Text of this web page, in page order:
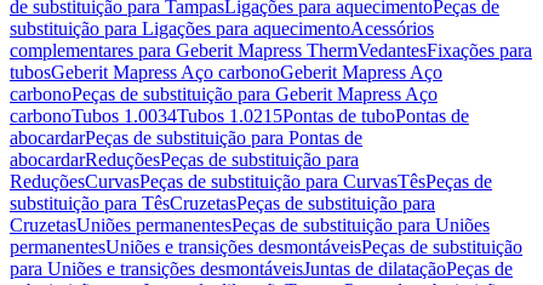
de substituição para TampasLigações para aquecimentoPeças de
substituição para Ligações para aquecimentoAcessórios
complementares para Geberit Mapress ThermVedantesFixações para
tubosGeberit Mapress Aço carbonoGeberit Mapress Aço
carbonoPeças de substituição para Geberit Mapress Aço
carbonoTubos 1.0034Tubos 1.0215Pontas de tuboPontas de
abocardarPeças de substituição para Pontas de
abocardarReduçõesPeças de substituição para
ReduçõesCurvasPeças de substituição para CurvasTêsPeças de
substituição para TêsCruzetasPeças de substituição para
CruzetasUniões permanentesPeças de substituição para Uniões
permanentesUniões e transições desmontáveisPeças de substituição
para Uniões e transições desmontáveisJuntas de dilataçãoPeças de